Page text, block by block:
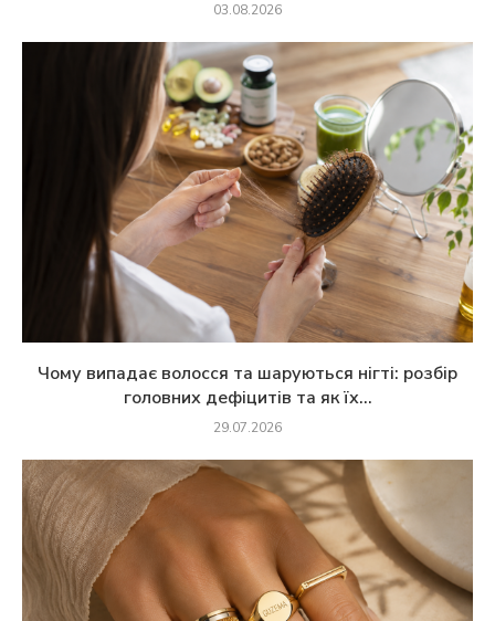
03.08.2026
Чому випадає волосся та шаруються нігті: розбір
головних дефіцитів та як їх...
29.07.2026